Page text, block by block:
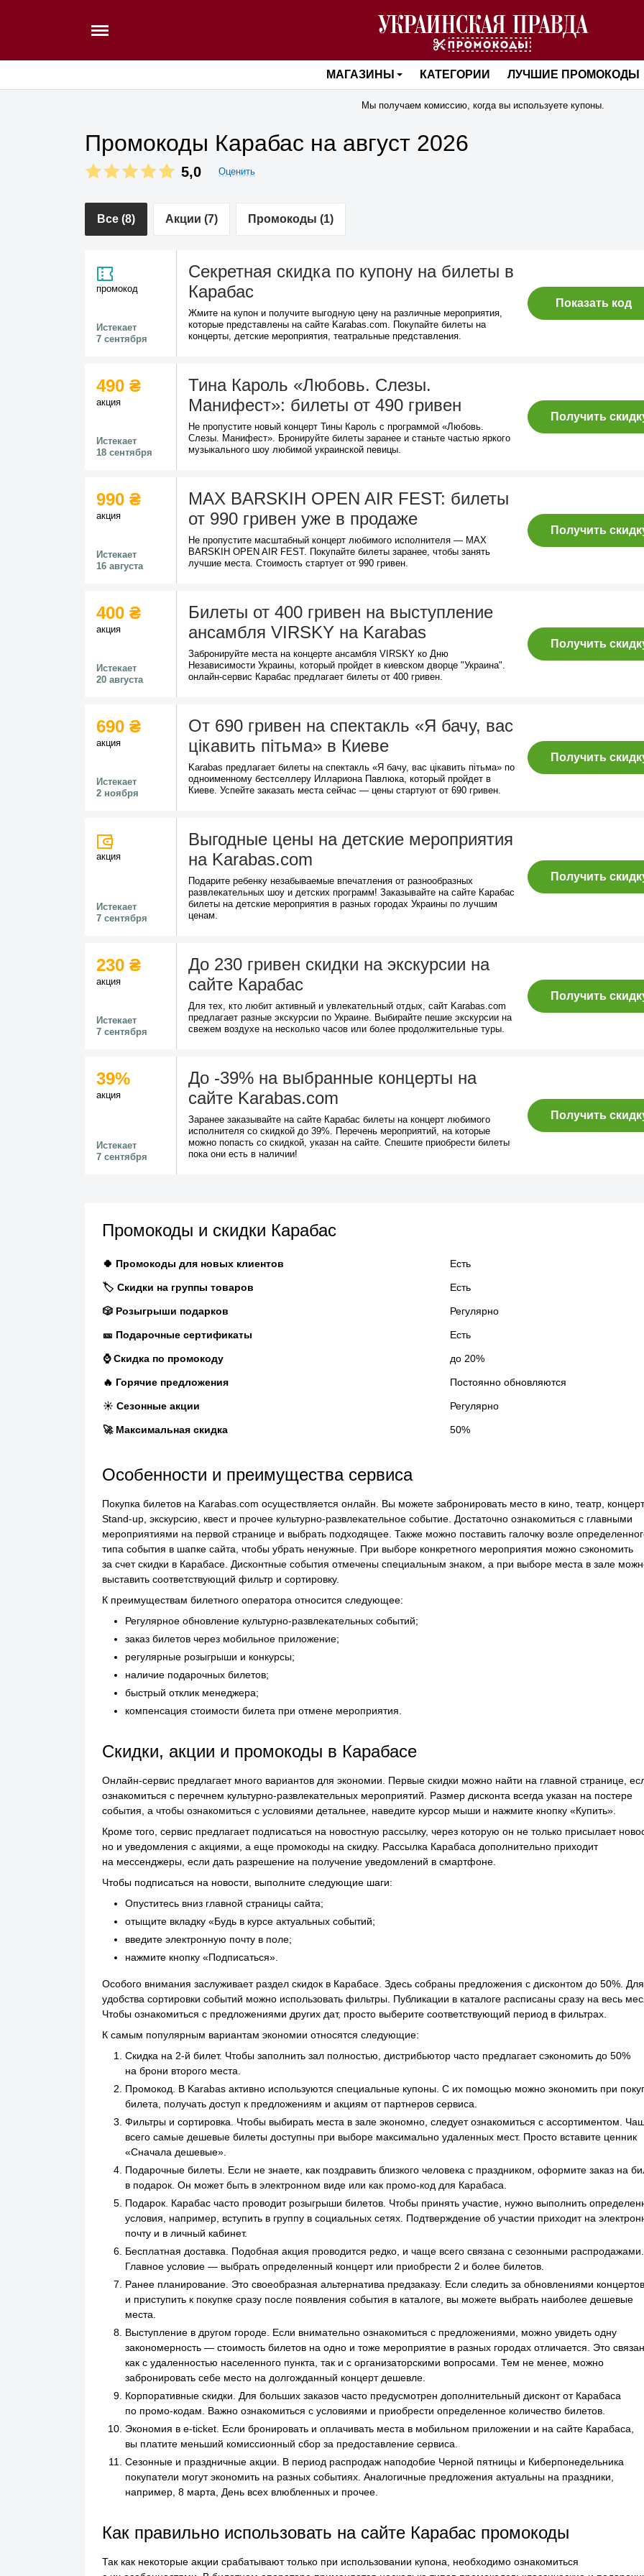
МАГАЗИНЫ КАТЕГОРИИ ЛУЧШИЕ ПРОМОКОДЫ
Мы получаем комиссию, когда вы используете купоны.
Промокоды Карабас на август 2026
5,0 Оценить
Все (8) Акции (7) Промокоды (1)
промокод
Истекает
7 сентября
Секретная скидка по купону на билеты в
Карабас
Жмите на купон и получите выгодную цену на различные мероприятия,
которые представлены на сайте Karabas.com. Покупайте билеты на
концерты, детские мероприятия, театральные представления.
Показать код
490 ₴
акция
Истекает
18 сентября
Тина Кароль «Любовь. Слезы.
Манифест»: билеты от 490 гривен
Не пропустите новый концерт Тины Кароль с программой «Любовь.
Слезы. Манифест». Бронируйте билеты заранее и станьте частью яркого
музыкального шоу любимой украинской певицы.
Получить
990 ₴
акция
Истекает
16 августа
MAX BARSKIH OPEN AIR FEST: билеты
от 990 гривен уже в продаже
Не пропустите масштабный концерт любимого исполнителя — MAX
BARSKIH OPEN AIR FEST. Покупайте билеты заранее, чтобы занять
лучшие места. Стоимость стартует от 990 гривен.
Получить
400 ₴
акция
Истекает
20 августа
Билеты от 400 гривен на выступление
ансамбля VIRSKY на Karabas
Забронируйте места на концерте ансамбля VIRSKY ко Дню
Независимости Украины, который пройдет в киевском дворце "Украина".
онлайн-сервис Карабас предлагает билеты от 400 гривен.
Получить
690 ₴
акция
Истекает
2 ноября
От 690 гривен на спектакль «Я бачу, вас
цікавить пітьма» в Киеве
Karabas предлагает билеты на спектакль «Я бачу, вас цікавить пітьма» по
одноименному бестселлеру Иллариона Павлюка, который пройдет в
Киеве. Успейте заказать места сейчас — цены стартуют от 690 гривен.
Получить
акция
Истекает
7 сентября
Выгодные цены на детские мероприятия
на Karabas.com
Подарите ребенку незабываемые впечатления от разнообразных
развлекательных шоу и детских программ! Заказывайте на сайте Карабас
билеты на детские мероприятия в разных городах Украины по лучшим
ценам.
Получить
230 ₴
акция
Истекает
7 сентября
До 230 гривен скидки на экскурсии на
сайте Карабас
Для тех, кто любит активный и увлекательный отдых, сайт Karabas.com
предлагает разные экскурсии по Украине. Выбирайте пешие экскурсии на
свежем воздухе на несколько часов или более продолжительные туры.
Получить
39%
акция
Истекает
7 сентября
До -39% на выбранные концерты на
сайте Karabas.com
Заранее заказывайте на сайте Карабас билеты на концерт любимого
исполнителя со скидкой до 39%. Перечень мероприятий, на которые
можно попасть со скидкой, указан на сайте. Спешите приобрести билеты
пока они есть в наличии!
Получить
Промокоды и скидки Карабас
🍀 Промокоды для новых клиентов Есть
🏷️ Скидки на группы товаров Есть
🎲 Розыгрыши подарков Регулярно
🎫 Подарочные сертификаты Есть
⌚ Скидка по промокоду до 20%
🔥 Горячие предложения Постоянно обновляются
☀️ Сезонные акции Регулярно
🚀 Максимальная скидка 50%
Особенности и преимущества сервиса
Покупка билетов на Karabas.com осуществляется онлайн. Вы можете забронировать место в кино, театр,
Stand-up, экскурсию, квест и прочее культурно-развлекательное событие. Достаточно ознакомиться с главными
мероприятиями на первой странице и выбрать подходящее. Также можно поставить галочку возле
типа события в шапке сайта, чтобы убрать ненужные. При выборе конкретного мероприятия можно сэкономить
за счет скидки в Карабасе. Дисконтные события отмечены специальным знаком, а при выборе места в зале
выставить соответствующий фильтр и сортировку.
К преимуществам билетного оператора относится следующее:
Регулярное обновление культурно-развлекательных событий;
заказ билетов через мобильное приложение;
регулярные розыгрыши и конкурсы;
наличие подарочных билетов;
быстрый отклик менеджера;
компенсация стоимости билета при отмене мероприятия.
Скидки, акции и промокоды в Карабасе
Онлайн-сервис предлагает много вариантов для экономии. Первые скидки можно найти на главной странице,
ознакомиться с перечнем культурно-развлекательных мероприятий. Размер дисконта всегда указан на постере
события, а чтобы ознакомиться с условиями детальнее, наведите курсор мыши и нажмите кнопку «Купить».
Кроме того, сервис предлагает подписаться на новостную рассылку, через которую он не только присылает
но и уведомления с акциями, а еще промокоды на скидку. Рассылка Карабаса дополнительно приходит
на мессенджеры, если дать разрешение на получение уведомлений в смартфоне.
Чтобы подписаться на новости, выполните следующие шаги:
Опуститесь вниз главной страницы сайта;
отыщите вкладку «Будь в курсе актуальных событий;
введите электронную почту в поле;
нажмите кнопку «Подписаться».
Особого внимания заслуживает раздел скидок в Карабасе. Здесь собраны предложения с дисконтом до 50%. Для
удобства сортировки событий можно использовать фильтры. Публикации в каталоге расписаны сразу на весь
Чтобы ознакомиться с предложениями других дат, просто выберите соответствующий период в фильтрах.
К самым популярным вариантам экономии относятся следующие:
Скидка на 2-й билет. Чтобы заполнить зал полностью, дистрибьютор часто предлагает сэкономить до 50%
на брони второго места.
Промокод. В Karabas активно используются специальные купоны. С их помощью можно экономить при
билета, получать доступ к предложениям и акциям от партнеров сервиса.
Фильтры и сортировка. Чтобы выбирать места в зале экономно, следует ознакомиться с ассортиментом.
всего самые дешевые билеты доступны при выборе максимально удаленных мест. Просто вставите ценник
«Сначала дешевые».
Подарочные билеты. Если не знаете, как поздравить близкого человека с праздником, оформите заказ на
в подарок. Он может быть в электронном виде или как промо-код для Карабаса.
Подарок. Карабас часто проводит розыгрыши билетов. Чтобы принять участие, нужно выполнить
условия, например, вступить в группу в социальных сетях. Подтверждение об участии приходит на
почту и в личный кабинет.
Бесплатная доставка. Подобная акция проводится редко, и чаще всего связана с сезонными распродажами.
Главное условие — выбрать определенный концерт или приобрести 2 и более билетов.
Ранее планирование. Это своеобразная альтернатива предзаказу. Если следить за обновлениями концертов
и приступить к покупке сразу после появления события в каталоге, вы можете выбрать наиболее дешевые
места.
Выступление в другом городе. Если внимательно ознакомиться с предложениями, можно увидеть одну
закономерность — стоимость билетов на одно и тоже мероприятие в разных городах отличается. Это
как с удаленностью населенного пункта, так и с организаторскими вопросами. Тем не менее, можно
забронировать себе место на долгожданный концерт дешевле.
Корпоративные скидки. Для больших заказов часто предусмотрен дополнительный дисконт от Карабаса
по промо-кодам. Важно ознакомиться с условиями и приобрести определенное количество билетов.
Экономия в e-ticket. Если бронировать и оплачивать места в мобильном приложении и на сайте Карабаса,
вы платите меньший комиссионный сбор за предоставление сервиса.
Сезонные и праздничные акции. В период распродаж наподобие Черной пятницы и Киберпонедельника
покупатели могут экономить на разных событиях. Аналогичные предложения актуальны на праздники,
например, 8 марта, День всех влюбленных и прочее.
Как правильно использовать на сайте Карабас промокоды
Так как некоторые акции срабатывают только при использовании купона, необходимо ознакомиться